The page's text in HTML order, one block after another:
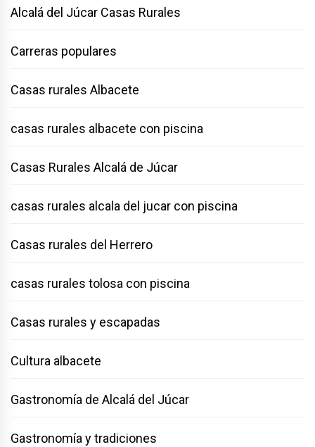
Alcalá del Júcar Casas Rurales
Carreras populares
Casas rurales Albacete
casas rurales albacete con piscina
Casas Rurales Alcalá de Júcar
casas rurales alcala del jucar con piscina
Casas rurales del Herrero
casas rurales tolosa con piscina
Casas rurales y escapadas
Cultura albacete
Gastronomía de Alcalá del Júcar
Gastronomía y tradiciones